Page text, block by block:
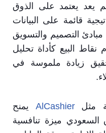
يعد يعتمد على الذوق
قائمة على البيانات
التصميم والتسويق
البيع كأداة تحليل
زيادة ملموسة في
مثلAlCashier يمنح
ميزة تنافسية